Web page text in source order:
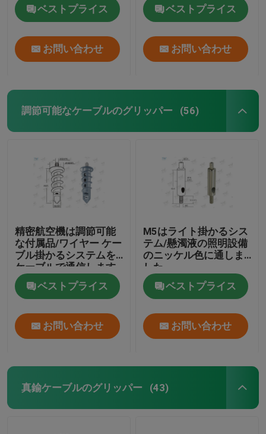
ベストプライス
お問い合わせ
ベストプライス
お問い合わせ
調節可能なケーブルのグリッパー (56)
精密航空機は調節可能
な付属品/ワイヤー ケー
ブル掛かるシステムを
ケーブルで通信します
ベストプライス
お問い合わせ
M5はライト掛かるシス
テム/懸濁液の照明設備
のニッケル色に通しま
した
ベストプライス
お問い合わせ
真鍮ケーブルのグリッパー (43)